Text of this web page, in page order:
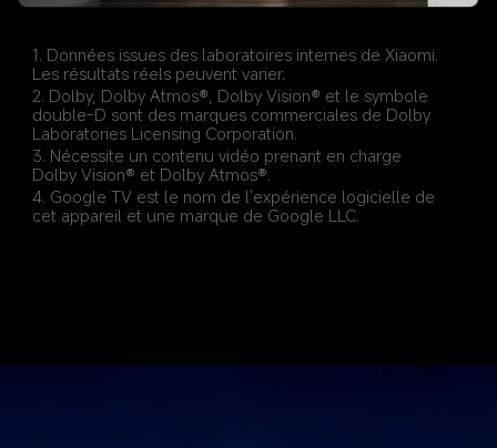
1. Données issues des laboratoires internes de Xiaomi.
Les résultats réels peuvent varier.
2. Dolby, Dolby Atmos®, Dolby Vision® et le symbole
double-D sont des marques commerciales de Dolby
Laboratories Licensing Corporation.
3. Nécessite un contenu vidéo prenant en charge
Dolby Vision® et Dolby Atmos®.
4. Google TV est le nom de l’expérience logicielle de
cet appareil et une marque de Google LLC.